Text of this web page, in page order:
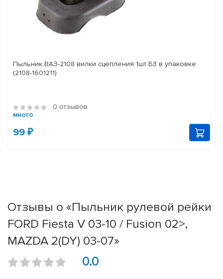
Пыльник ВАЗ-2108 вилки сцепления 1шт БЗ в упаковке
(2108-1601211)
0 отзывов
много
99 ₽
Отзывы о «Пыльник рулевой рейки
FORD Fiesta V 03-10 / Fusion 02>,
MAZDA 2(DY) 03-07»
0.0